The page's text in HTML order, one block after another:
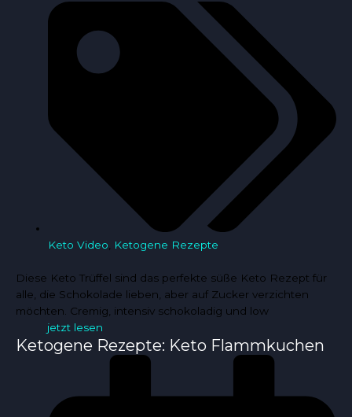
Keto Video Ketogene Rezepte
Diese Keto Trüffel sind das perfekte süße Keto Rezept für
alle, die Schokolade lieben, aber auf Zucker verzichten
möchten. Cremig, intensiv schokoladig und low
jetzt lesen
Ketogene Rezepte: Keto Flammkuchen